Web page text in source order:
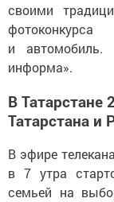
своими
и автомобиль.
информа».
В Татарстане
Татарстана и
В эфире
в 7 утра
семьей на